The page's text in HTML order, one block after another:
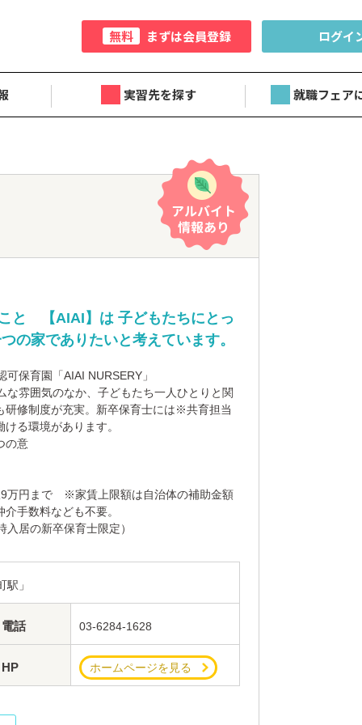
無料 まずは会員登録 ログイ
実習先を探す 就職フェア
と 【AIAI】は 子どもたちにとっ
の家でありたいと考えています。
保育園「AIAI NURSERY」
雰囲気のなか、子どもたち一人ひとりと関
研修制度が充実。新卒保育士には※共育担当
る環境があります。
の意
9万円まで ※家賃上限額は自治体の補助金額
手数料なども不要。
居の新卒保育士限定）
」
電話 03-6284-1628
HP ホームページを見る